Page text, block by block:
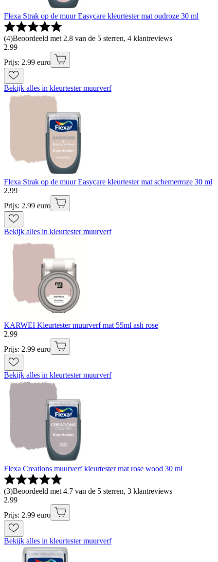
Flexa Strak op de muur Easycare kleurtester mat oudroze 30 ml
(4)Beoordeeld met 2.8 van de 5 sterren, 4 klantreviews
2.99
Prijs: 2.99 euro
Bekijk alles in kleurtester muurverf
Flexa Strak op de muur Easycare kleurtester mat schemerroze 30 ml
2.99
Prijs: 2.99 euro
Bekijk alles in kleurtester muurverf
KARWEI Kleurtester muurverf mat 55ml ash rose
2.99
Prijs: 2.99 euro
Bekijk alles in kleurtester muurverf
Flexa Creations muurverf kleurtester mat rose wood 30 ml
(3)Beoordeeld met 4.7 van de 5 sterren, 3 klantreviews
2.99
Prijs: 2.99 euro
Bekijk alles in kleurtester muurverf